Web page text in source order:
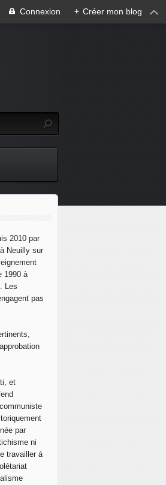
Connexion + Créer mon blog
2010 par
Neuilly sur
1990 à
Les
pas
et
par
ni
travailler à